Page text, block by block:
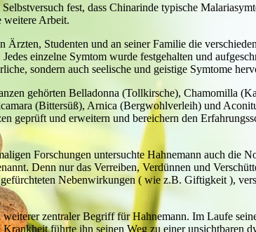
fest, dass Chinarinde typische
weitere Arbeit.
Ärzten, Studenten und an seiner Familie die
einzelne Symtom wurde festgehalten und
sondern auch seelische und geistige Symtome
gehörten Belladonna (Tollkirsche), Chamomilla
(Bittersüß), Arnica (Bergwohlverleih) und
geprüft und erweitern und bereichern den
Forschungen untersuchte Hahnemann auch die
Denn nur das Verreiben, Verdünnen und
Nebenwirkungen ( wie z.B. Giftigkeit ),
zentraler Begriff für Hahnemann. Im Laufe
führte ihn seinen Weg zu einer unsichtbaren